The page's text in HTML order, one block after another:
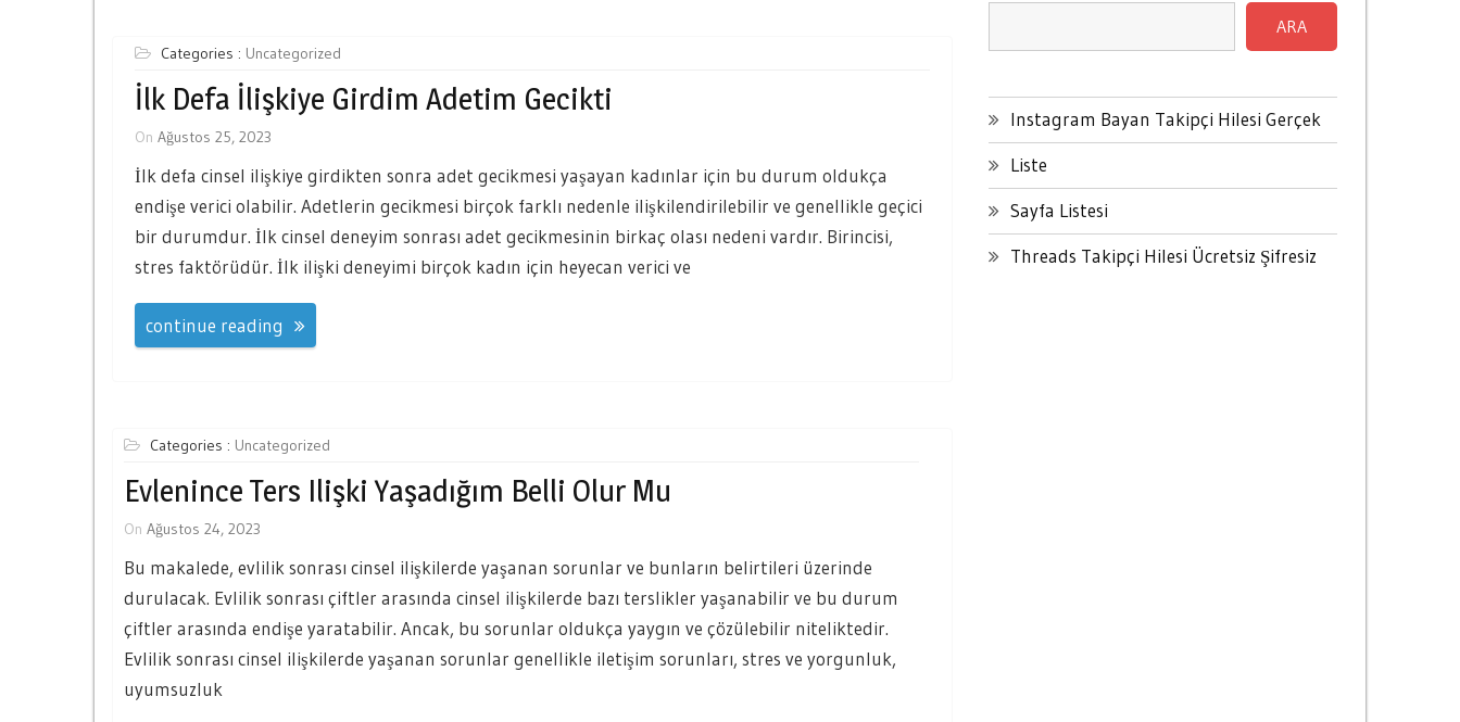
Categories : Uncategorized
İlk Defa İlişkiye Girdim Adetim Gecikti
On Ağustos 25, 2023
İlk defa cinsel ilişkiye girdikten sonra adet gecikmesi yaşayan kadınlar için bu durum oldukça
endişe verici olabilir. Adetlerin gecikmesi birçok farklı nedenle ilişkilendirilebilir ve genellikle geçici
bir durumdur. İlk cinsel deneyim sonrası adet gecikmesinin birkaç olası nedeni vardır. Birincisi,
stres faktörüdür. İlk ilişki deneyimi birçok kadın için heyecan verici ve
continue reading
Categories : Uncategorized
Evlenince Ters Ilişki Yaşadığım Belli Olur Mu
On Ağustos 24, 2023
Bu makalede, evlilik sonrası cinsel ilişkilerde yaşanan sorunlar ve bunların belirtileri üzerinde
durulacak. Evlilik sonrası çiftler arasında cinsel ilişkilerde bazı terslikler yaşanabilir ve bu durum
çiftler arasında endişe yaratabilir. Ancak, bu sorunlar oldukça yaygın ve çözülebilir niteliktedir.
Evlilik sonrası cinsel ilişkilerde yaşanan sorunlar genellikle iletişim sorunları, stres ve yorgunluk,
uyumsuzluk
ARA
Instagram Bayan Takipçi Hilesi Gerçek
Liste
Sayfa Listesi
Threads Takipçi Hilesi Ücretsiz Şifresiz